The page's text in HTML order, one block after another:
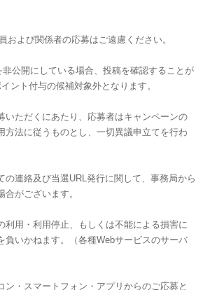
および関係者の応募はご遠慮ください。
非公開にしている場合、投稿を確認することが
ント付与の候補対象外となります。
いただくにあたり、応募者はキャンペーンの
方法に従うものとし、一切異議申立てを行わ
の連絡及び当選URL発行に関して、事務局から
がございます。
利用・利用停止、もしくは不能による損害に
負いかねます。（各種Webサービスのサーバ
ン・スマートフォン・アプリからのご応募と